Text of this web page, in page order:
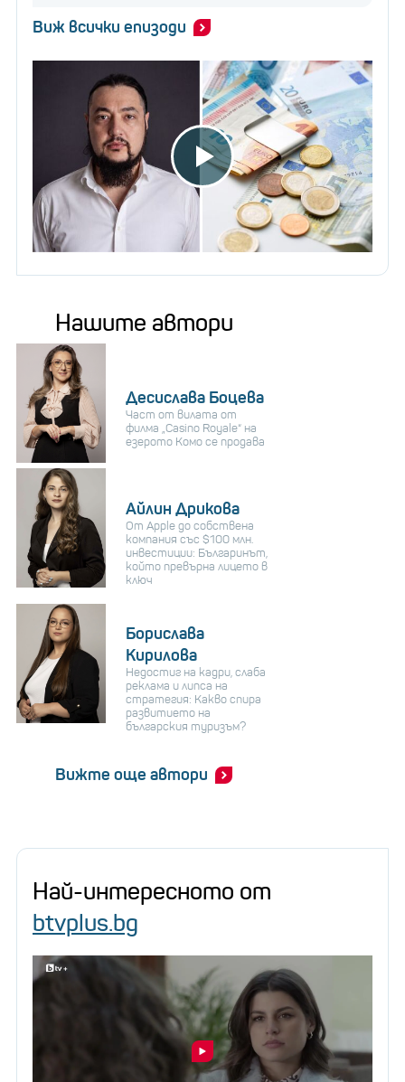
Виж всички епизоди
Нашите автори
Десислава Боцева
Част от вилата от
филма „Casino Royale“ на
езерото Комо се продава
Айлин Дрикова
От Apple до собствена
компания със $100 млн.
инвестиции: Българинът,
който превърна лицето в
ключ
Борислава
Кирилова
Недостиг на кадри, слаба
реклама и липса на
стратегия: Какво спира
развитието на
българския туризъм?
Вижте още автори
Най-интересното от
btvplus.bg